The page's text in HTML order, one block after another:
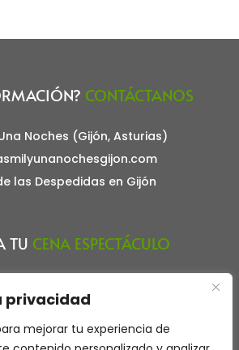
privacidad
mejorar tu experiencia de
CONTÁCTANOS
Noches (Gijón, Asturias)
las Despedidas en Gijón
TU CENA ESPECTÁCULO
675.863.968
Aviso Legal